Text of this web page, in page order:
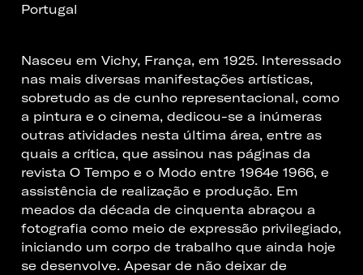
Portugal
Nasceu em Vichy, França, em 1925. Interessado
nas mais diversas manifestações artísticas,
sobretudo as de cunho representacional, como
a pintura e o cinema, dedicou-se a inúmeras
outras atividades nesta última área, entre as
quais a crítica, que assinou nas páginas da
revista O Tempo e o Modo entre 1964e 1966, e
assistência de realização e produção. Em
meados da década de cinquenta abraçou a
fotografia como meio de expressão privilegiado,
iniciando um corpo de trabalho que ainda hoje
se desenvolve. Apesar de não deixar de